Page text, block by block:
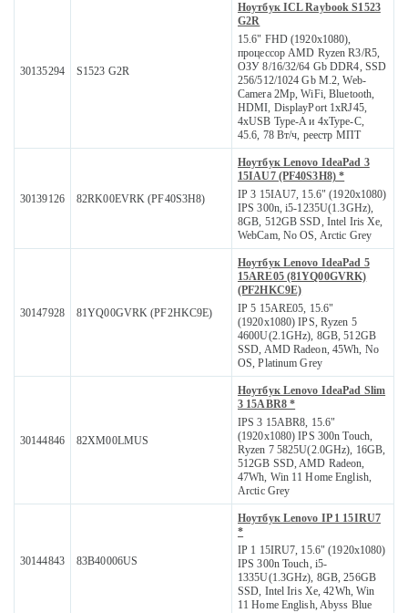
30135294 S1523 G2R
Ноутбук ICL Raybook S1523
G2R
15.6" FHD (1920x1080),
процессор AMD Ryzen R3/R5,
ОЗУ 8/16/32/64 Gb DDR4, SSD
256/512/1024 Gb M.2, Web-
Camera 2Mp, WiFi, Bluetooth,
HDMI, DisplayPort 1xRJ45,
4xUSB Type-A и 4xType-C,
45.6, 78 Вт/ч, реестр МПТ
30139126 82RK00EVRK (PF40S3H8)
Ноутбук Lenovo IdeaPad 3
15IAU7 (PF40S3H8) *
IP 3 15IAU7, 15.6" (1920x1080)
IPS 300n, i5-1235U(1.3GHz),
8GB, 512GB SSD, Intel Iris Xe,
WebCam, No OS, Arctic Grey
30147928 81YQ00GVRK (PF2HKC9E)
Ноутбук Lenovo IdeaPad 5
15ARE05 (81YQ00GVRK)
(PF2HKC9E)
IP 5 15ARE05, 15.6"
(1920x1080) IPS, Ryzen 5
4600U(2.1GHz), 8GB, 512GB
SSD, AMD Radeon, 45Wh, No
OS, Platinum Grey
30144846 82XM00LMUS
Ноутбук Lenovo IdeaPad Slim
3 15ABR8 *
IPS 3 15ABR8, 15.6"
(1920x1080) IPS 300n Touch,
Ryzen 7 5825U(2.0GHz), 16GB,
512GB SSD, AMD Radeon,
47Wh, Win 11 Home English,
Arctic Grey
30144843 83B40006US
Ноутбук Lenovo IP 1 15IRU7
*
IP 1 15IRU7, 15.6" (1920x1080)
IPS 300n Touch, i5-
1335U(1.3GHz), 8GB, 256GB
SSD, Intel Iris Xe, 42Wh, Win
11 Home English, Abyss Blue